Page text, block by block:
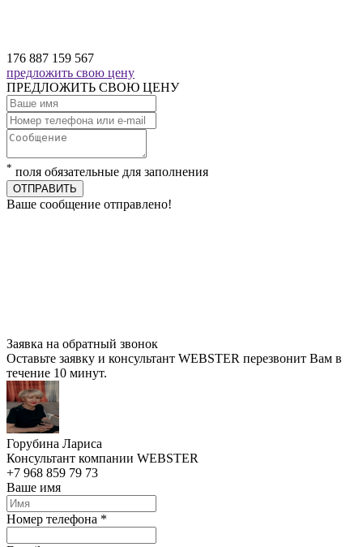
176 887 159 567
предложить свою цену
ПРЕДЛОЖИТЬ СВОЮ ЦЕНУ
* поля обязательные для заполнения
ОТПРАВИТЬ
Ваше сообщение отправлено!
Заявка на обратный звонок
Оставьте заявку и консультант WEBSTER перезвонит Вам в
течение 10 минут.
Горубина Лариса
Консультант компании WEBSTER
+7 968 859 79 73
Ваше имя
Номер телефона *